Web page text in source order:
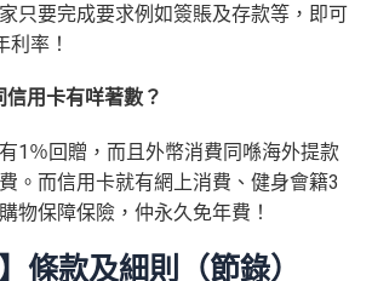
只要完成要求例如簽賬及存款等，即可
利率！
用卡有咩著數？
1％回贈，而且外幣消費同喺海外提款
。而信用卡就有網上消費、健身會籍3
物保障保險，仲永久免年費！
條款及細則（節錄）